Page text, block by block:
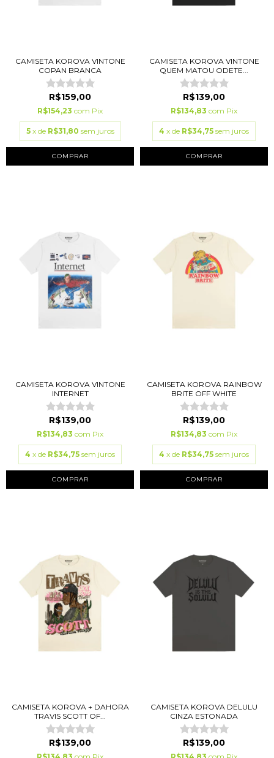
CAMISETA KOROVA VINTONE
COPAN BRANCA
R$159,00
R$154,23 com Pix
5 x de R$31,80 sem juros
COMPRAR
CAMISETA KOROVA VINTONE
QUEM MATOU ODETE...
R$139,00
R$134,83 com Pix
4 x de R$34,75 sem juros
COMPRAR
CAMISETA KOROVA VINTONE
INTERNET
R$139,00
R$134,83 com Pix
4 x de R$34,75 sem juros
COMPRAR
CAMISETA KOROVA RAINBOW
BRITE OFF WHITE
R$139,00
R$134,83 com Pix
4 x de R$34,75 sem juros
COMPRAR
CAMISETA KOROVA + DAHORA
TRAVIS SCOTT OF...
R$139,00
CAMISETA KOROVA DELULU
CINZA ESTONADA
R$139,00